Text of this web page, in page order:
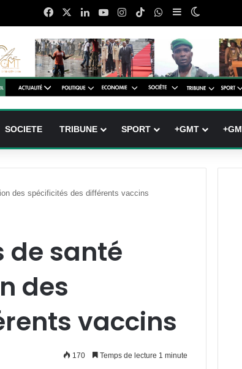
FacebookLinkedinYouTubeInstagram
TikTokWhatsApp
Sidebar
SOCIETE TRIBUNE SPORT +GMT
des spécificités des différents vaccins
de santé
des
vaccins
170 Temps de lecture 1 minute